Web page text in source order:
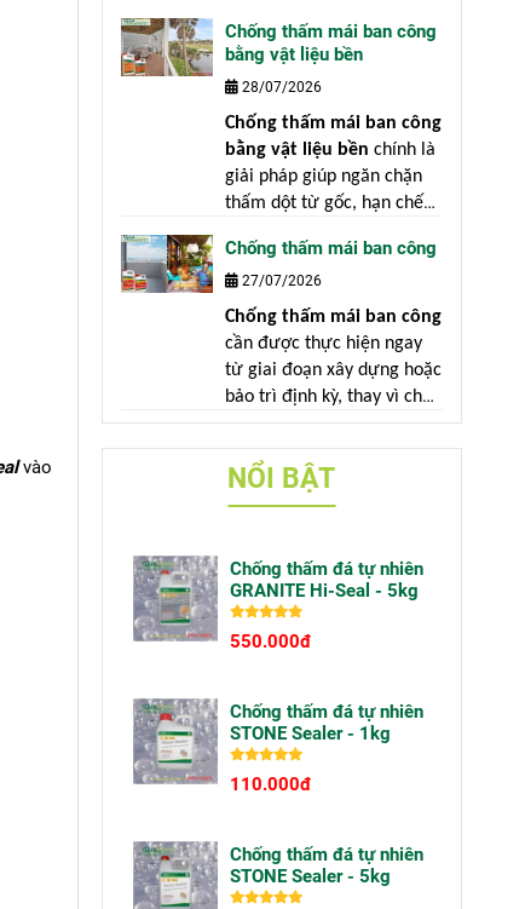
vào
chữa và nâng cao tuổi thọ
công trình. Nguyên nhân
chủ yếu không nằm ở vật
liệu mà xuất phát từ việc
xử lý bề mặt chưa đạt yêu
cầu, thi công sai kỹ thuật
hoặc bỏ qua những công
Chống thấm mái ban công
bằng vật liệu bền
28/07/2026
Chống thấm mái ban công
bằng vật liệu bền chính là
giải pháp giúp ngăn chặn
thấm dột từ gốc, hạn chế
kết cấu bê tông và giữ giá
trị thẩm mỹ cho ngôi nhà.
Thực tế cho thấy, phần lớn
các công trình bị thấm dột
không phải vì thi công kém,
mà do sử dụng vật liệu
Chống thấm mái ban công
27/07/2026
Chống thấm mái ban công
cần được thực hiện ngay
từ giai đoạn xây dựng hoặc
bảo trì định kỳ, thay vì chờ
đến khi công trình xuất
hiện dấu hiệu hư hỏng.
NỔI BẬT
Chống thấm đá tự nhiên
GRANITE Hi-Seal - 5kg
550.000đ
Chống thấm đá tự nhiên
STONE Sealer - 1kg
110.000đ
Chống thấm đá tự nhiên
STONE Sealer - 5kg